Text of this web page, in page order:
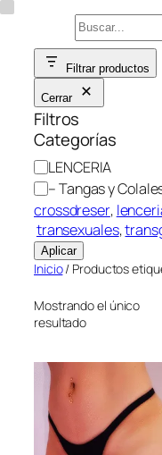
Saltar
contenido
Buscar
Filtrar productos
Cerrar
Filtros
Categorías
C
a
t
e
g
o
í
a
LENCERIA
– Tangas y
crossdreser,
transexuales,
Aplicar
Inicio/ Productos
Mostrando el único
resultado